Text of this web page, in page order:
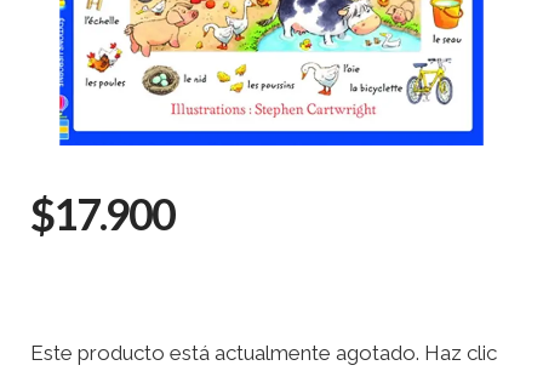
$17.900
Este producto está actualmente agotado. Haz clic